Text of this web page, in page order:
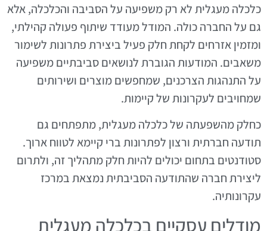
כלכלה מעגלית לא רק משפיעה על הסביבה והכלכלה, אלא
גם על החברה כולה. המודל מעודד שיתוף פעולה קהילתי,
ומזמין אזרחים לקחת חלק פעיל ביצירת פתרונות לשימור
משאבים. המודעות הגוברת לנושאים סביבתיים משפיעה
על התנהגות הצרכנים, שמחפשים מוצרים ושירותים
שמחויבים לעקרונות של קיימות.
כחלק מהשפעתה של כלכלה מעגלית, מתפתחים גם
תודעה חברתית ורצון לפתרונות ברי קיימא לטווח ארוך.
סטודנטים בתחום יכולים להיות חלק מתהליך זה, ולתרום
ליצירת חברה שהתודעה הסביבתית נמצאת במרכז
עקרונותיה.
מודלים עסקיים בכלכלה מעגלית